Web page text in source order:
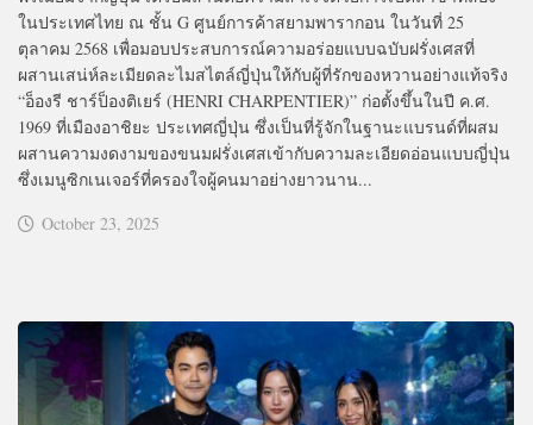
ในประเทศไทย ณ ชั้น G ศูนย์การค้าสยามพารากอน ในวันที่ 25
ตุลาคม 2568 เพื่อมอบประสบการณ์ความอร่อยแบบฉบับฝรั่งเศสที่
ผสานเสน่ห์ละเมียดละไมสไตล์ญี่ปุ่นให้กับผู้ที่รักของหวานอย่างแท้จริง
“อ็องรี ชาร์ป็องติเยร์ (HENRI CHARPENTIER)” ก่อตั้งขึ้นในปี ค.ศ.
1969 ที่เมืองอาชิยะ ประเทศญี่ปุ่น ซึ่งเป็นที่รู้จักในฐานะแบรนด์ที่ผสม
ผสานความงดงามของขนมฝรั่งเศสเข้ากับความละเอียดอ่อนแบบญี่ปุ่น
ซึ่งเมนูซิกเนเจอร์ที่ครองใจผู้คนมาอย่างยาวนาน...
October 23, 2025